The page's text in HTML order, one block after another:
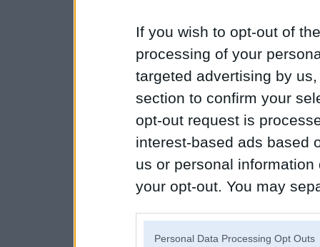
If you wish to opt-out of
processing of your
targeted advertising by
section to confirm your
opt-out request is
interest-based ads based
us or personal
your opt-out. You may
Personal Data Processing Opt Outs